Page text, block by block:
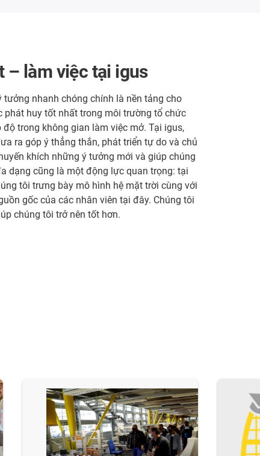
– làm việc tại igus
nhanh chóng chính là nền tảng cho
huy tốt nhất trong môi trường tổ chức
trong không gian làm việc mở. Tại igus,
ra góp ý thẳng thắn, phát triển tự do và chủ
khích những ý tưởng mới và giúp chúng
dạng cũng là một động lực quan trọng: tại
tôi trưng bày mô hình hệ mặt trời cùng với
gốc của các nhân viên tại đây. Chúng tôi
chúng tôi trở nên tốt hơn.